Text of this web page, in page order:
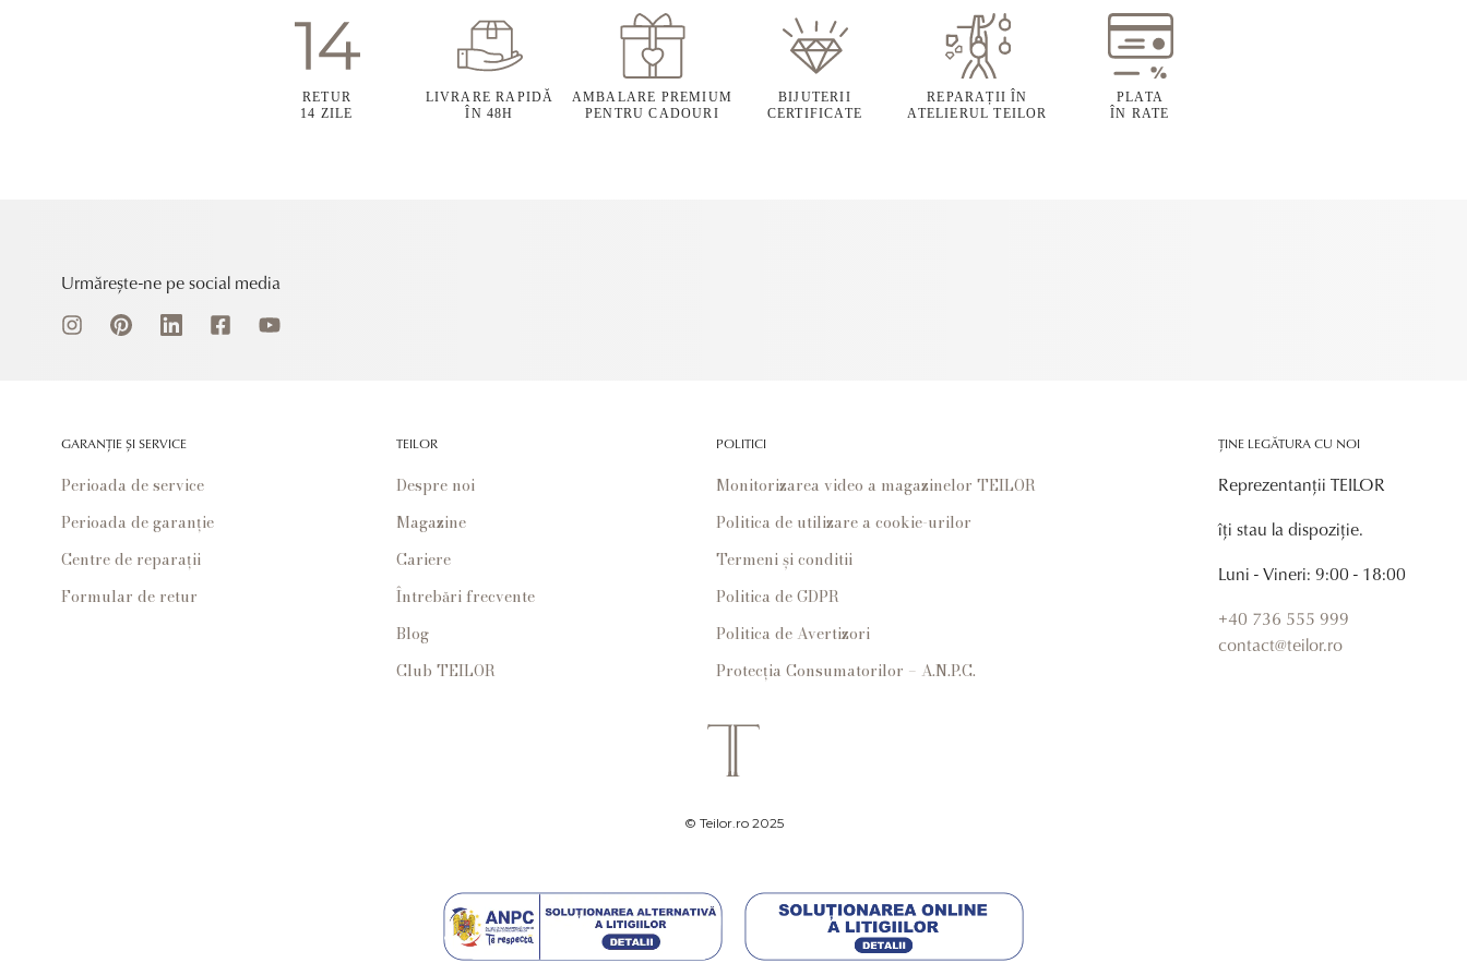
RETUR
14 ZILE
LIVRARE RAPIDĂ
ÎN 48H
AMBALARE PREMIUM
PENTRU CADOURI
BIJUTERII
CERTIFICATE
REPARAȚII ÎN
ATELIERUL TEILOR
PLATA
ÎN RATE
Urmărește-ne pe social media
GARANȚIE ȘI SERVICE
Perioada de service
Perioada de garanție
Centre de reparații
Formular de retur
TEILOR
Despre noi
Magazine
Cariere
Întrebări frecvente
Blog
Club TEILOR
POLITICI
Monitorizarea video a magazinelor TEILOR
Politica de utilizare a cookie-urilor
Termeni și conditii
Politica de GDPR
Politica de Avertizori
Protecția Consumatorilor – A.N.P.C.
ȚINE LEGĂTURA CU NOI
Reprezentanții TEILOR
îți stau la dispoziție.
Luni - Vineri: 9:00 - 18:00
+40 736 555 999
contact@teilor.ro
© Teilor.ro 2025